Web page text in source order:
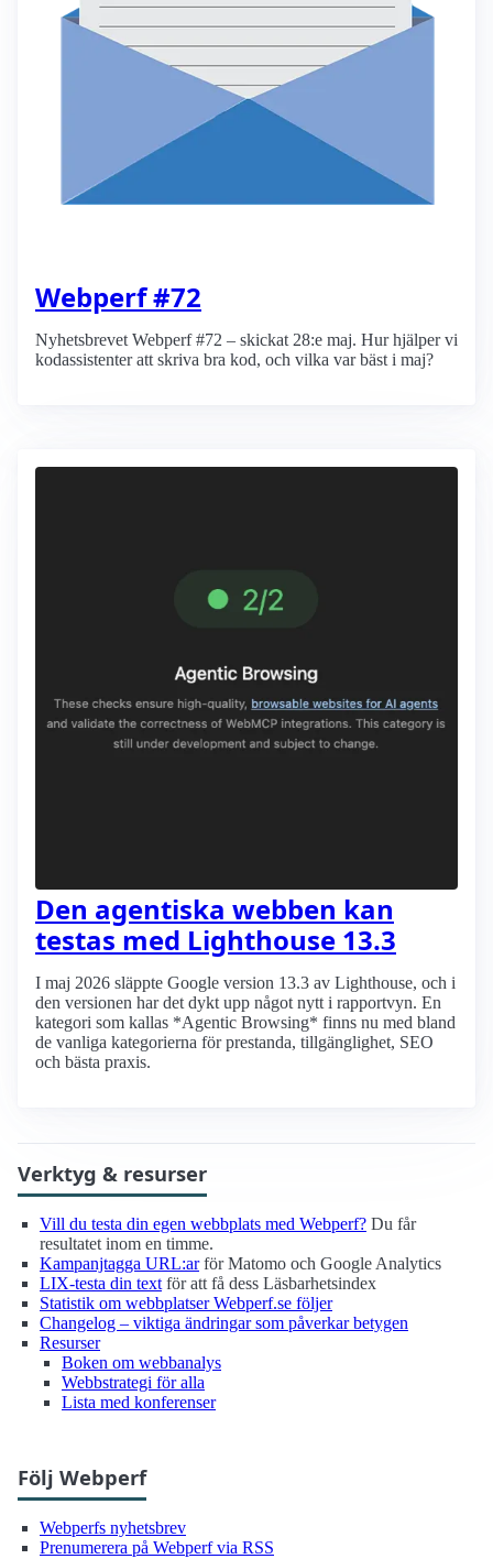
Webperf #72
Nyhetsbrevet Webperf #72 – skickat 28:e maj. Hur hjälper vi
kodassistenter att skriva bra kod, och vilka var bäst i maj?
Den agentiska webben kan
testas med Lighthouse 13.3
I maj 2026 släppte Google version 13.3 av Lighthouse, och i
den versionen har det dykt upp något nytt i rapportvyn. En
kategori som kallas *Agentic Browsing* finns nu med bland
de vanliga kategorierna för prestanda, tillgänglighet, SEO
och bästa praxis.
Verktyg & resurser
Vill du testa din egen webbplats med Webperf? Du får
resultatet inom en timme.
Kampanjtagga URL:arför Matomo och Google Analytics
LIX-testa din text för att få dess Läsbarhetsindex
Statistik om webbplatser Webperf.se följer
Changelog – viktiga ändringar som påverkar betygen
Resurser
Boken om webbanalys
Webbstrategi för alla
Lista med konferenser
Följ Webperf
Webperfs nyhetsbrev
Prenumerera på Webperf via RSS